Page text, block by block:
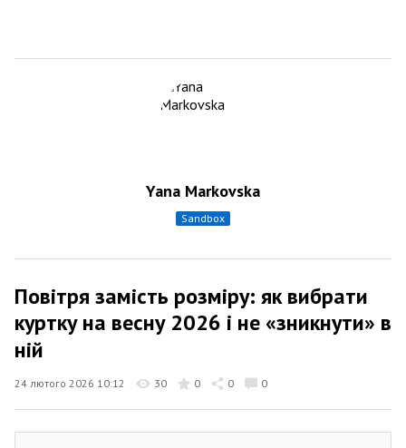
Yana Markovska
sandbox
Повітря замість розміру: як вибрати
куртку на весну 2026 і не «зникнути» в
ній
24 лютого 2026 10:12 30 0 0 0